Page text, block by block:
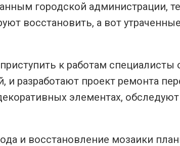
городской администрации,
восстановить, а вот
к работам специалисты
и разработают проект ремонта
элементах,
и восстановление мозаики